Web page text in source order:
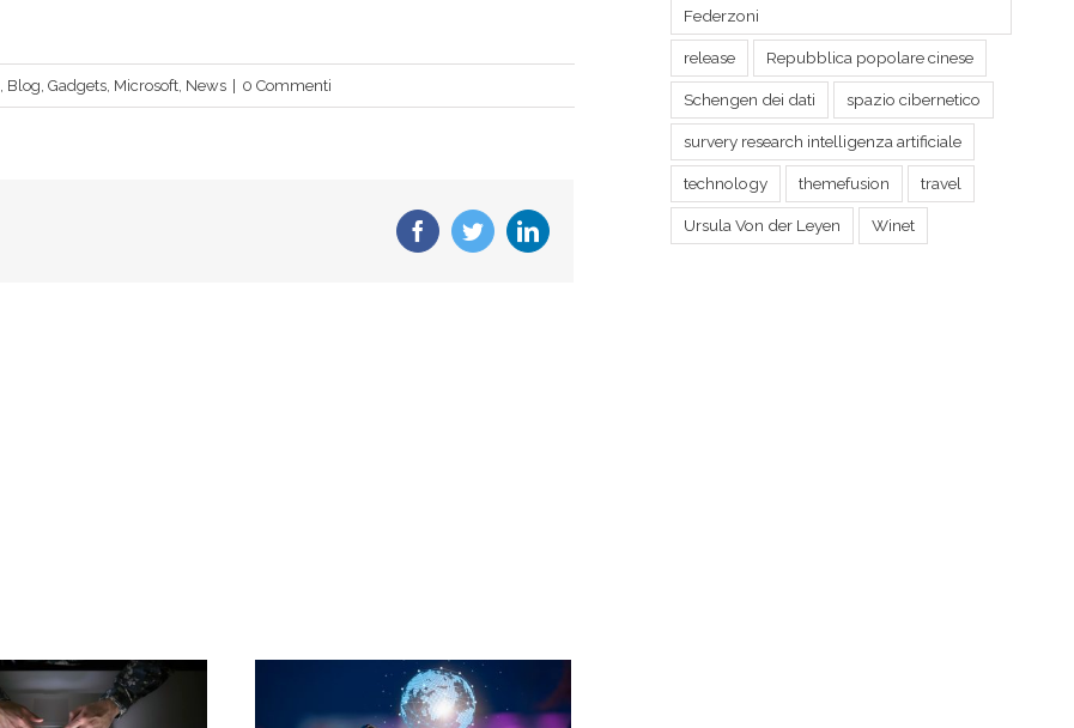
, Blog, Gadgets, Microsoft, News 0 Commenti
FacebookTwitterLinkedIn
Federzoni
release Repubblica popolare cinese
Schengen dei dati spazio cibernetico
survery research intelligenza artificiale
technology themefusion travel
Ursula Von der Leyen Winet